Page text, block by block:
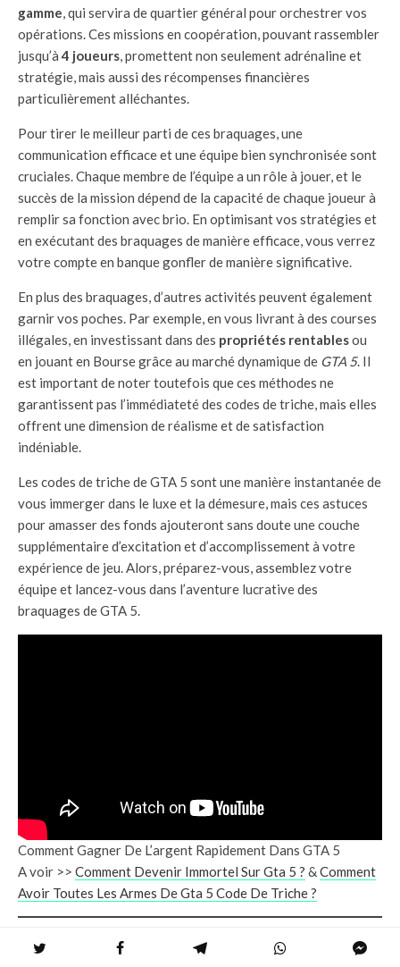
gamme, qui servira de quartier général pour orchestrer vos
opérations. Ces missions en coopération, pouvant rassembler
jusqu’à4 joueurs, promettent non seulement adrénaline et
stratégie, mais aussi des récompenses financières
particulièrement alléchantes.
Pour tirer le meilleur parti de ces braquages, une
communication efficace et une équipe bien synchronisée sont
cruciales. Chaque membre de l’équipe a un rôle à jouer, et le
succès de la mission dépend de la capacité de chaque joueur à
remplir sa fonction avec brio. En optimisant vos stratégies et
en exécutant des braquages de manière efficace, vous verrez
votre compte en banque gonfler de manière significative.
En plus des braquages, d’autres activités peuvent également
garnir vos poches. Par exemple, en vous livrant à des courses
illégales, en investissant dans des propriétés rentablesou
en jouant en Bourse grâce au marché dynamique de GTA 5. Il
est important de noter toutefois que ces méthodes ne
garantissent pas l’immédiateté des codes de triche, mais elles
offrent une dimension de réalisme et de satisfaction
indéniable.
Les codes de triche de GTA 5 sont une manière instantanée de
vous immerger dans le luxe et la démesure, mais ces astuces
pour amasser des fonds ajouteront sans doute une couche
supplémentaire d’excitation et d’accomplissement à votre
expérience de jeu. Alors, préparez-vous, assemblez votre
équipe et lancez-vous dans l’aventure lucrative des
braquages de GTA 5.
Comment Gagner De L’argent Rapidement Dans GTA 5
A voir >> Comment Devenir Immortel Sur Gta 5 ? &Comment
Avoir Toutes Les Armes De Gta 5 Code De Triche ?
Quel est le code de triche pour obtenir un avion agricole